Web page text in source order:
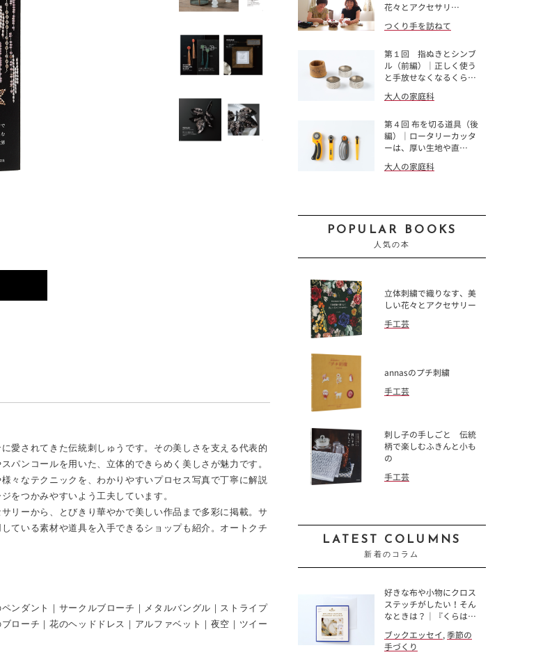
愛されてきた伝統刺しゅうです。その美しさを支える代表的
パンコールを用いた、立体的できらめく美しさが魅力です。
々なテクニックを、わかりやすいプロセス写真で丁寧に解説
をつかみやすいよう工夫しています。
リーから、とびきり華やかで美しい作品まで多彩に掲載。サ
ている素材や道具を入手できるショップも紹介。オートクチ
ンダント｜サークルブローチ｜メタルバングル｜ストライプ
ローチ｜花のヘッドドレス｜アルファベット｜夜空｜ツイー
花々とアクセサリ…
つくり手を訪ねて
第１回 指ぬきとシンブ
ル（前編）｜正しく使う
と手放せなくなるくら…
大人の家庭科
第４回 布を切る道具（後
編）｜ロータリーカッタ
ーは、厚い生地や直…
大人の家庭科
POPULAR BOOKS
人気の本
立体刺繍で織りなす、美
しい花々とアクセサリー
手工芸
annasのプチ刺繍
手工芸
刺し子の手しごと 伝統
柄で楽しむふきんと小も
の
手工芸
LATEST COLUMNS
新着のコラム
好きな布や小物にクロス
ステッチがしたい！そん
なときは？｜『くらは…
ブックエッセイ
季節の
手づくり